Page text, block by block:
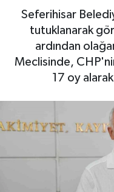
Seferihisar
tutuklanarak
ardından
Meclisinde,
17 oy
Otovitrin
Asayiş
Gayrimenkul
Spor
Haber Arşivi